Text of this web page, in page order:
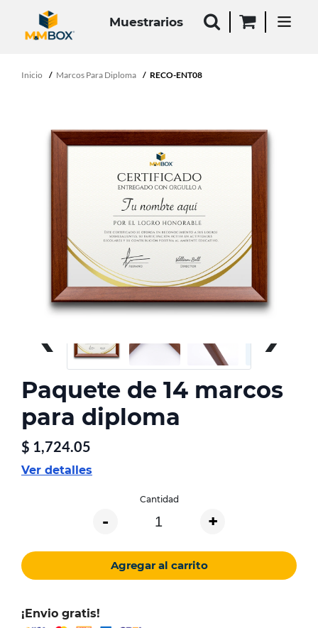
Muestrarios
Inicio Marcos Para Diploma RECO-ENT08
‹ ›
Paquete de 14 marcos
para diploma
$ 1,724.05
Ver detalles
Cantidad
- +
Agregar al carrito
¡Envio gratis!